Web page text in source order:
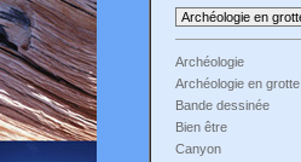
Archéologie
Archéologie en grotte
Bande dessinée
Bien être
Canyon